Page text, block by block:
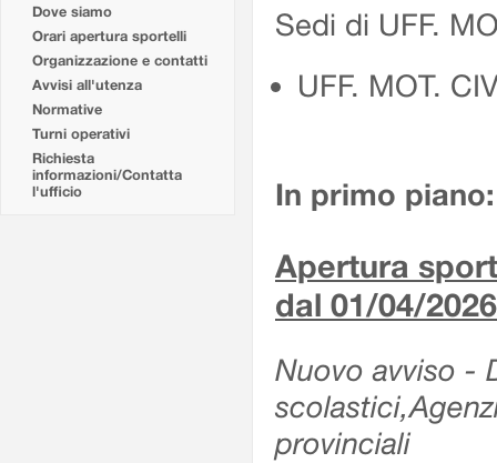
Dove siamo
Orari apertura sportelli
Organizzazione e contatti
Avvisi all'utenza
Normative
Turni operativi
Richiesta
informazioni/Contatta
l'ufficio
Sedi di UFF.
UFF. MOT.
In primo piano:
Apertura
dal 01/04/2026
Nuovo avviso -
provinciali